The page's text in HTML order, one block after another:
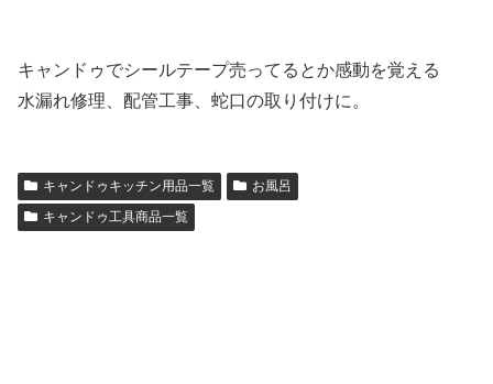
キャンドゥでシールテープ売ってるとか感動を覚える
水漏れ修理、配管工事、蛇口の取り付けに。
キャンドゥキッチン用品一覧
お風呂
キャンドゥ工具商品一覧